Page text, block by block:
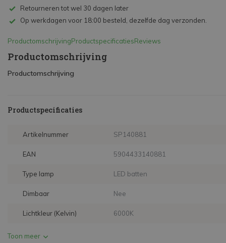
Retourneren tot wel 30 dagen later
Op werkdagen voor 18:00 besteld, dezelfde dag verzonden.
ProductomschrijvingProductspecificatiesReviews
Productomschrijving
Productomschrijving
Productspecificaties
Artikelnummer SP140881
EAN 5904433140881
Type lamp LED batten
Dimbaar Nee
Lichtkleur (Kelvin) 6000K
Toon meer